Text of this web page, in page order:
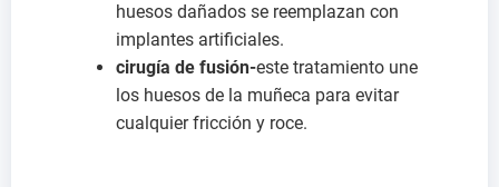
huesos dañados se reemplazan con
implantes artificiales.
cirugía de fusión-este tratamiento une
los huesos de la muñeca para evitar
cualquier fricción y roce.